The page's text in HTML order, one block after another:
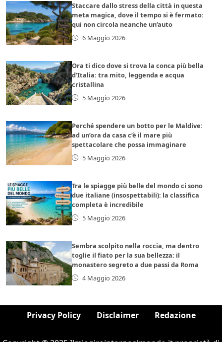
Staccare dallo stress della città in questa
meta magica, dove il tempo si è fermato:
qui non circola neanche un’auto
6 Maggio 2026
Ora ti dico dove si trova la conca più bella
d’Italia: tra mito, leggenda e acqua
cristallina
5 Maggio 2026
Perché spendere un botto per le Maldive:
ad un’ora da casa c’è il mare più
spettacolare che possa immaginare
5 Maggio 2026
Tra le spiagge più belle del mondo ci sono
due italiane (insospettabili): la classifica
completa è incredibile
5 Maggio 2026
Sembra scolpito nella roccia, ma dentro
toglie il fiato per la sua bellezza: il
monastero segreto a due passi da Roma
4 Maggio 2026
Privacy Policy Disclaimer Redazione